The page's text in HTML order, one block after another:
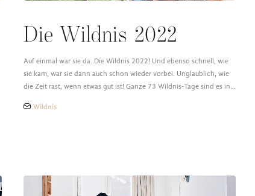
Die Wildnis 2022
Auf einmal war sie da. Die Wildnis 2022! Und ebenso schnell, wie
sie kam, war sie dann auch schon wieder vorbei. Unglaublich, wie
die Zeit rast, wenn etwas gut ist! Ganze 73 Wildnis-Tage sind es in…
Wildnis